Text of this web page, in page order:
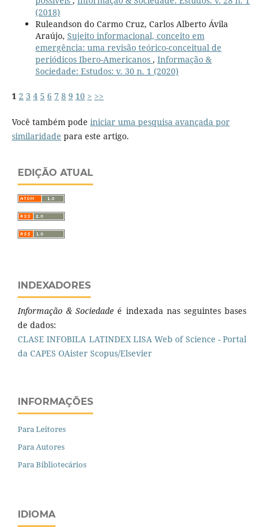
(2018)
Ruleandson do Carmo Cruz, Carlos Alberto Ávila
Araújo, Sujeito informacional, conceito em
emergência: uma revisão teórico-conceitual de
periódicos Ibero-Americanos , Informação &
Sociedade: Estudos: v. 30 n. 1 (2020)
1 2 3 4 5 6 7 8 9 10 > >>
Você também pode iniciar uma pesquisa avançada por
similaridade para este artigo.
EDIÇÃO ATUAL
INDEXADORES
Informação & Sociedadeé indexada nas seguintes bases
de dados:
CLASE INFOBILA LATINDEX LISA Web of Science - Portal
da CAPES OAister Scopus/Elsevier
INFORMAÇÕES
Para Leitores
Para Autores
Para Bibliotecários
IDIOMA